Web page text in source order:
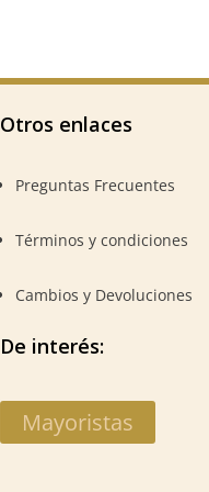
Otros enlaces
Preguntas Frecuentes
Términos y condiciones
Cambios y Devoluciones
De interés:
Mayoristas